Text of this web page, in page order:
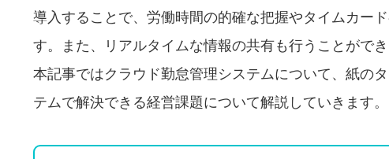
導入することで、労働時間の的確な把握やタイムカー
す。また、リアルタイムな情報の共有も行うことがで
本記事ではクラウド勤怠管理システムについて、紙の
テムで解決できる経営課題について解説していきます。